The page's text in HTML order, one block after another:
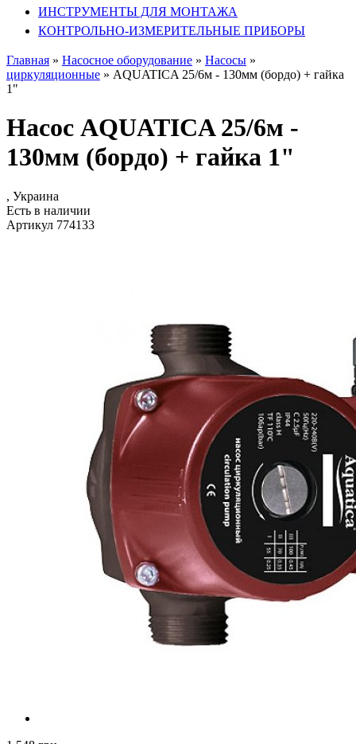
ИНСТРУМЕНТЫ ДЛЯ МОНТАЖА
КОНТРОЛЬНО-ИЗМЕРИТЕЛЬНЫЕ ПРИБОРЫ
Главная » Насосное оборудование » Насосы »
циркуляционные » AQUATICA 25/6м - 130мм (бордо) + гайка
1"
Насос AQUATICA 25/6м -
130мм (бордо) + гайка 1"
, Украина
Есть в наличии
Артикул 774133